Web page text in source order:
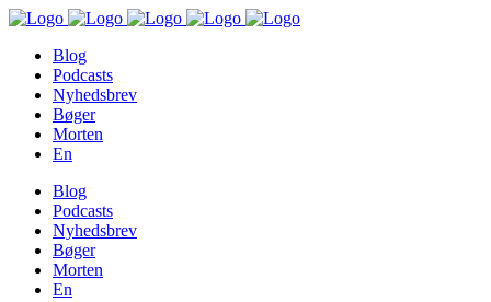
Blog
Podcasts
Nyhedsbrev
Bøger
Morten
En
Blog
Podcasts
Nyhedsbrev
Bøger
Morten
En